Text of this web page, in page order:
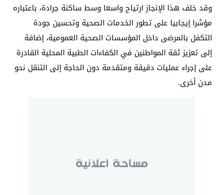
وقد خلف هذا الإنجاز ارتياح واسعا وسط ساكنة جرادة، باعتباره
مؤشرا إيجابيا على تطور الخدمات الصحية وتحسين جودة
التكفل بالمرضى داخل المؤسسات الصحية العمومية، إضافة
إلى تعزيز ثقة المواطنين في الكفاءات الطبية المحلية القادرة
على إجراء عمليات دقيقة ومتقدمة دون الحاجة إلى التنقل نحو
مدن أخرى.